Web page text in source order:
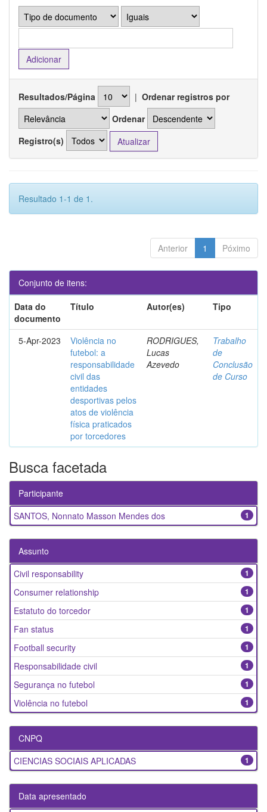
Resultados/Página | Ordenar registros por
Ordenar
Registro(s)
Resultado 1-1 de 1.
Anterior 1 Póximo
Conjunto de itens:
Data do
documento
Título Autor(es) Tipo
5-Apr-2023
Violência no
futebol: a
responsabilidade
civil das
entidades
desportivas pelos
atos de violência
física praticados
por torcedores
RODRIGUES,
Lucas
Azevedo
Trabalho
de
Conclusão
de Curso
Busca facetada
Participante
1
SANTOS, Nonnato Masson Mendes dos
Assunto
1
Civil responsability
1
Consumer relationship
1
Estatuto do torcedor
1
Fan status
1
Football security
1
Responsabilidade civil
1
Segurança no futebol
1
Violência no futebol
CNPQ
1
CIENCIAS SOCIAIS APLICADAS
Data apresentado